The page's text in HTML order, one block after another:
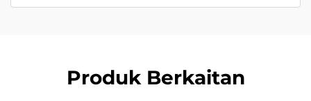
Produk Berkaitan